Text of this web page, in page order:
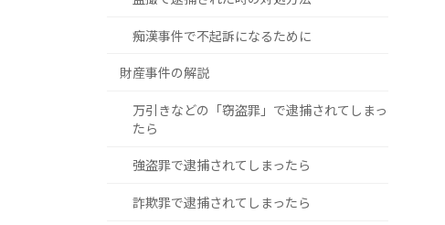
痴漢事件で不起訴になるために
財産事件の解説
万引きなどの「窃盗罪」で逮捕されてしまっ
たら
強盗罪で逮捕されてしまったら
詐欺罪で逮捕されてしまったら